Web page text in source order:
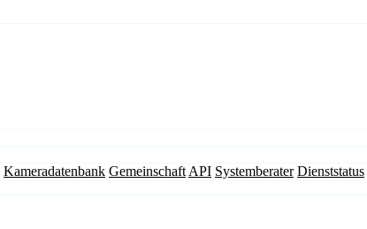
Kameradatenbank Gemeinschaft API Systemberater Dienststatus